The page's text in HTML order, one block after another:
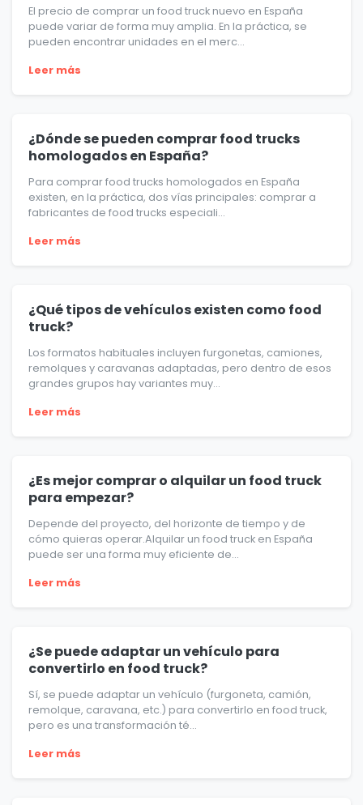
El precio de comprar un food truck nuevo en España
puede variar de forma muy amplia. En la práctica, se
pueden encontrar unidades en el merc...
Leer más
¿Dónde se pueden comprar food trucks
homologados en España?
Para comprar food trucks homologados en España
existen, en la práctica, dos vías principales: comprar a
fabricantes de food trucks especiali...
Leer más
¿Qué tipos de vehículos existen como food
truck?
Los formatos habituales incluyen furgonetas, camiones,
remolques y caravanas adaptadas, pero dentro de esos
grandes grupos hay variantes muy...
Leer más
¿Es mejor comprar o alquilar un food truck
para empezar?
Depende del proyecto, del horizonte de tiempo y de
cómo quieras operar.Alquilar un food truck en España
puede ser una forma muy eficiente de...
Leer más
¿Se puede adaptar un vehículo para
convertirlo en food truck?
Sí, se puede adaptar un vehículo (furgoneta, camión,
remolque, caravana, etc.) para convertirlo en food truck,
pero es una transformación té...
Leer más